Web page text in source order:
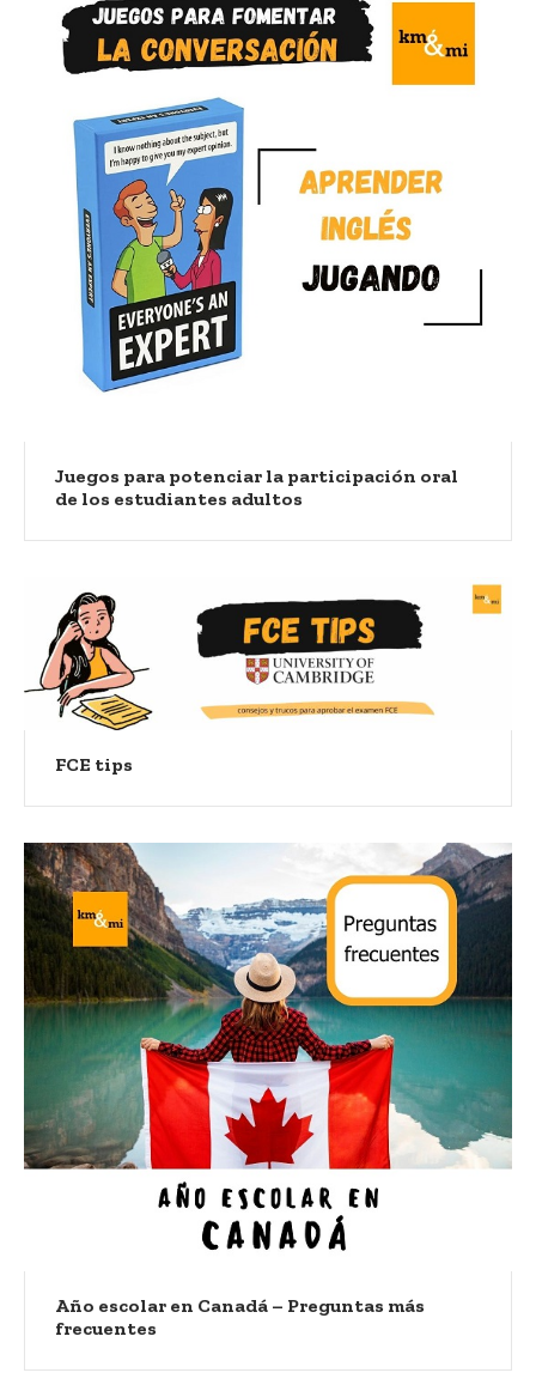
Juegos para potenciar la participación oral
de los estudiantes adultos
FCE tips
Año escolar en Canadá – Preguntas más
frecuentes